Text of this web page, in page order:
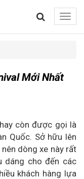
Toggle
Mới Nhất
còn được gọi là
Quốc. Sở hữu lên
dòng xe này rất
dáng cho đến các
khách hàng lựa